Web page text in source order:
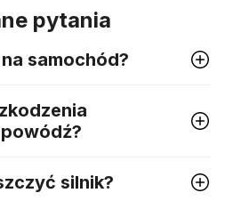
pytania
samochód?
silnik?